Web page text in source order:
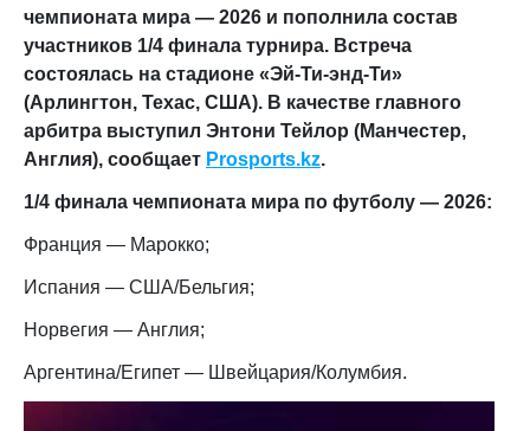
чемпионата мира — 2026 и пополнила состав
участников 1/4 финала турнира. Встреча
состоялась на стадионе «Эй-Ти-энд-Ти»
(Арлингтон, Техас, США). В качестве главного
арбитра выступил Энтони Тейлор (Манчестер,
Англия), сообщает Prosports.kz.
1/4 финала чемпионата мира по футболу — 2026:
Франция — Марокко;
Испания — США/Бельгия;
Норвегия — Англия;
Аргентина/Египет — Швейцария/Колумбия.